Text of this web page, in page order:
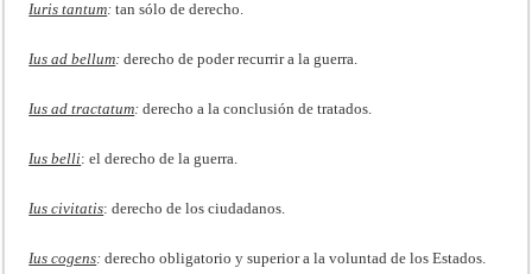
Iuris tantum:tan sólo de derecho.
Ius ad bellum:derecho de poder recurrir a la guerra.
Ius ad tractatum:derecho a la conclusión de tratados.
Ius belli: el derecho de la guerra.
Ius civitatis: derecho de los ciudadanos.
Ius cogens:derecho obligatorio y superior a la voluntad de los Estados.